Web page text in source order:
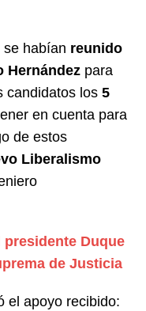
se habían reunido
Hernández para
candidatos los 5
en cuenta para
de estos
Liberalismo
presidente Duque
de Justicia
el apoyo recibido: